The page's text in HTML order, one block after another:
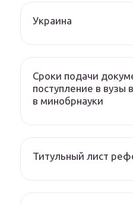
Украина
Сроки подачи
поступление в вузы
в минобрнауки
Титульный лист